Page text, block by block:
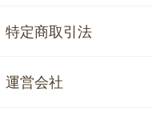
特定商取引法
運営会社